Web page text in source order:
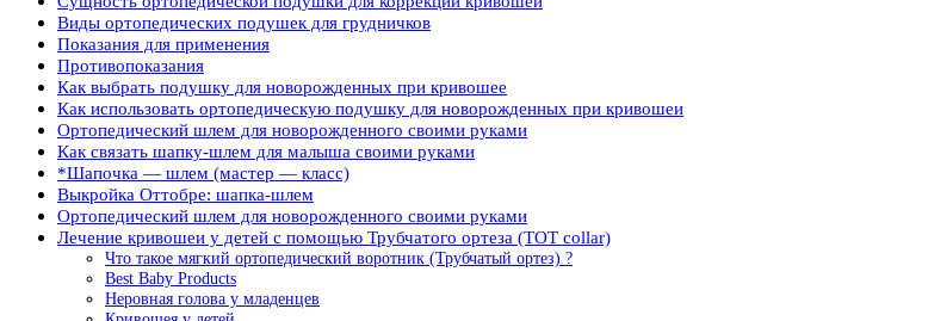
Виды ортопедических подушек для грудничков
Показания для применения
Противопоказания
Как выбрать подушку для новорожденных при кривошее
Как использовать ортопедическую подушку для новорожденных при кривошеи
Ортопедический шлем для новорожденного своими руками
Как связать шапку-шлем для малыша своими руками
*Шапочка — шлем (мастер — класс)
Выкройка Оттобре: шапка-шлем
Ортопедический шлем для новорожденного своими руками
Лечение кривошеи у детей с помощью Трубчатого ортеза (TOT collar)
Что такое мягкий ортопедический воротник (Трубчатый ортез) ?
Best Baby Products
Неровная голова у младенцев